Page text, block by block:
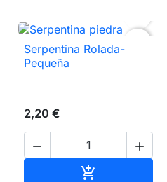
Serpentina Rolada-
Pequeña
2,20 €
 
